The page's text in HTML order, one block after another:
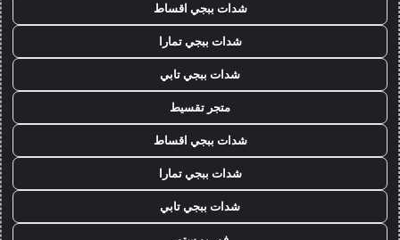
شدات ببجي اقساط
شدات ببجي تمارا
شدات ببجي تابي
متجر تقسيط
شدات ببجي اقساط
شدات ببجي تمارا
شدات ببجي تابي